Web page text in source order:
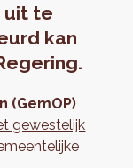
uit te
kan
(GemOP)
gewestelijk